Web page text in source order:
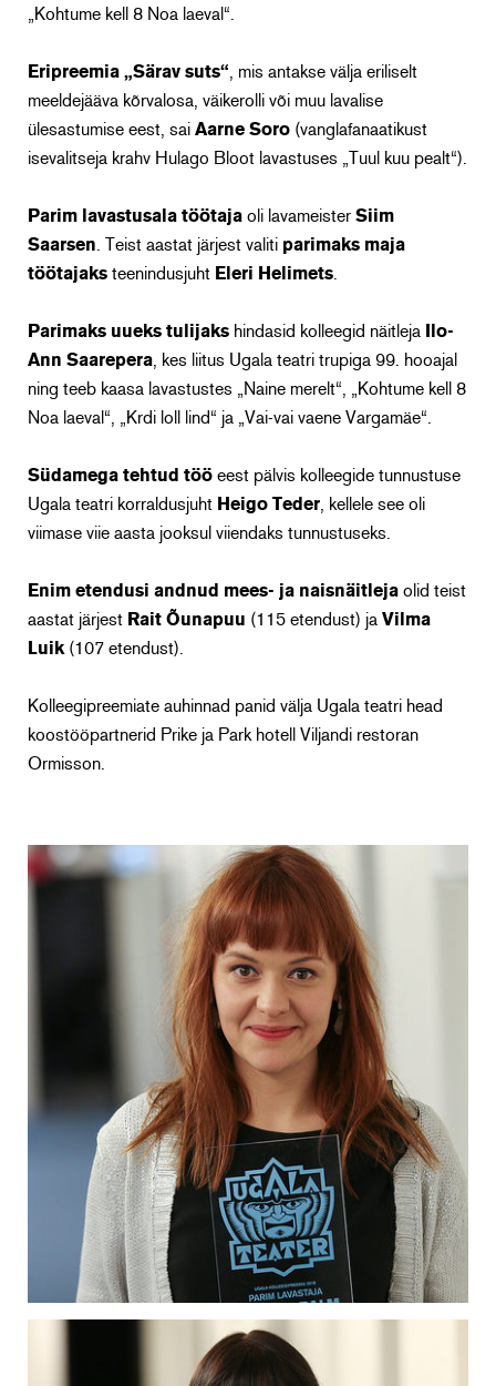
„Kohtume kell 8 Noa laeval“.
Eripreemia „Särav suts“ , mis antakse välja eriliselt
meeldejääva kõrvalosa, väikerolli või muu lavalise
ülesastumise eest, sai Aarne Soro (vanglafanaatikust
isevalitseja krahv Hulago Bloot lavastuses „Tuul kuu pealt“).
Parim lavastusala töötaja oli lavameister Siim
Saarsen . Teist aastat järjest valiti parimaks maja
töötajaks teenindusjuht Eleri Helimets
Parimaks uueks tulijaks hindasid kolleegid näitleja
Ilo-
Ann Saarepera , kes liitus Ugala teatri trupiga 99. hooajal
ning teeb kaasa lavastustes „Naine merelt“, „Kohtume kell 8
Noa laeval“, „Krdi loll lind“ ja „Vai-vai vaene Vargamäe“.
Südamega tehtud töö eest pälvis kolleegide tunnustuse
Ugala teatri korraldusjuht Heigo Teder , kellele see oli
viimase viie aasta jooksul viiendaks tunnustuseks.
Enim etendusi andnud mees- ja naisnäitleja olid teist
aastat järjest Rait Õunapuu (115 etendust) ja Vilma
Luik (107 etendust).
Kolleegipreemiate auhinnad panid välja Ugala teatri head
koostööpartnerid Prike ja Park hotell Viljandi restoran
Ormisson.